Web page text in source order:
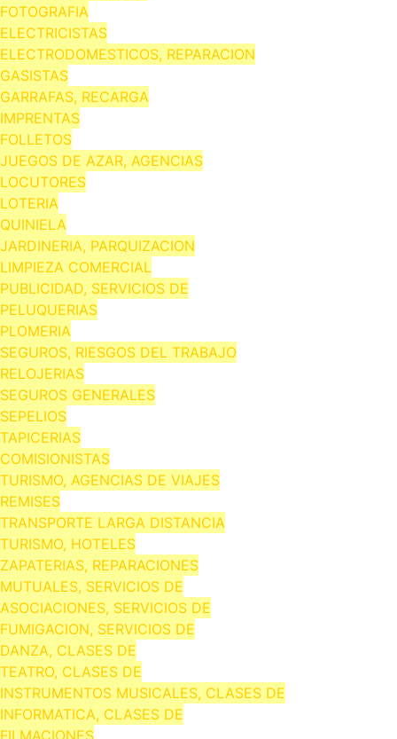
FOTOGRAFIA
ELECTRICISTAS
ELECTRODOMESTICOS, REPARACION
GASISTAS
GARRAFAS, RECARGA
IMPRENTAS
FOLLETOS
JUEGOS DE AZAR, AGENCIAS
LOCUTORES
LOTERIA
QUINIELA
JARDINERIA, PARQUIZACION
LIMPIEZA COMERCIAL
PUBLICIDAD, SERVICIOS DE
PELUQUERIAS
PLOMERIA
SEGUROS, RIESGOS DEL TRABAJO
RELOJERIAS
SEGUROS GENERALES
SEPELIOS
TAPICERIAS
COMISIONISTAS
TURISMO, AGENCIAS DE VIAJES
REMISES
TRANSPORTE LARGA DISTANCIA
TURISMO, HOTELES
ZAPATERIAS, REPARACIONES
MUTUALES, SERVICIOS DE
ASOCIACIONES, SERVICIOS DE
FUMIGACION, SERVICIOS DE
DANZA, CLASES DE
TEATRO, CLASES DE
INSTRUMENTOS MUSICALES, CLASES DE
INFORMATICA, CLASES DE
FILMACIONES